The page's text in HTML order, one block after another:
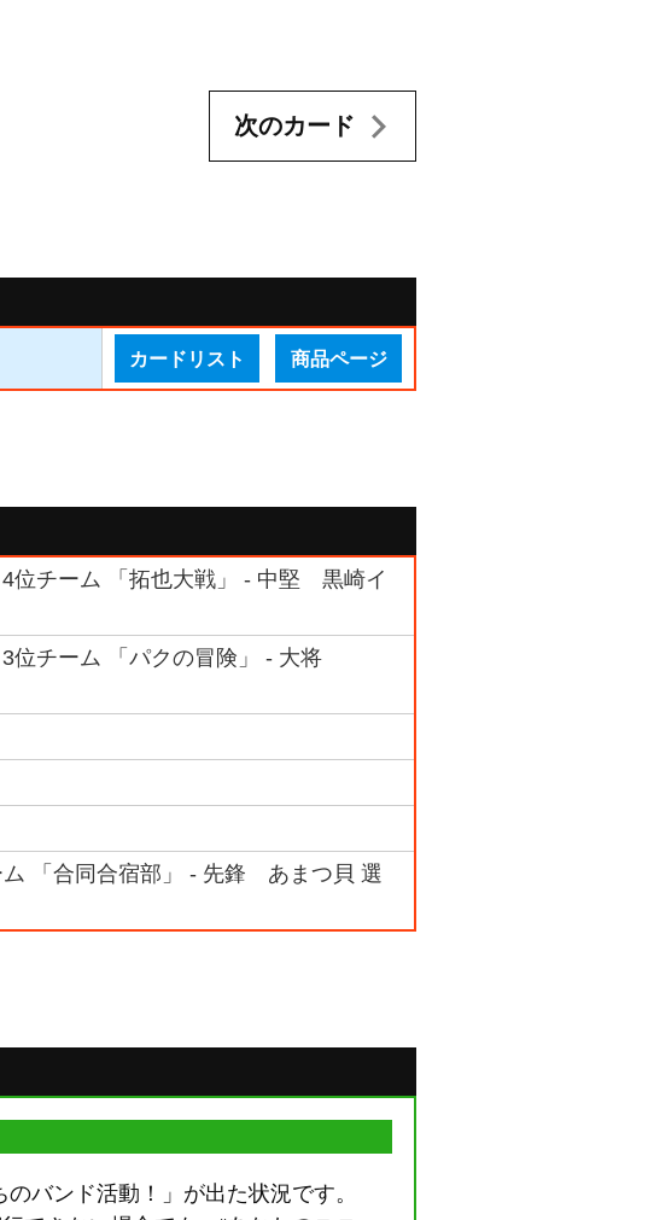
次のカード
カードリスト 商品ページ
位チーム 「拓也大戦」 - 中堅 黒崎イ
位チーム 「パクの冒険」 - 大将
「合同合宿部」 - 先鋒 あまつ貝 選
バンド活動！」が出た状況です。